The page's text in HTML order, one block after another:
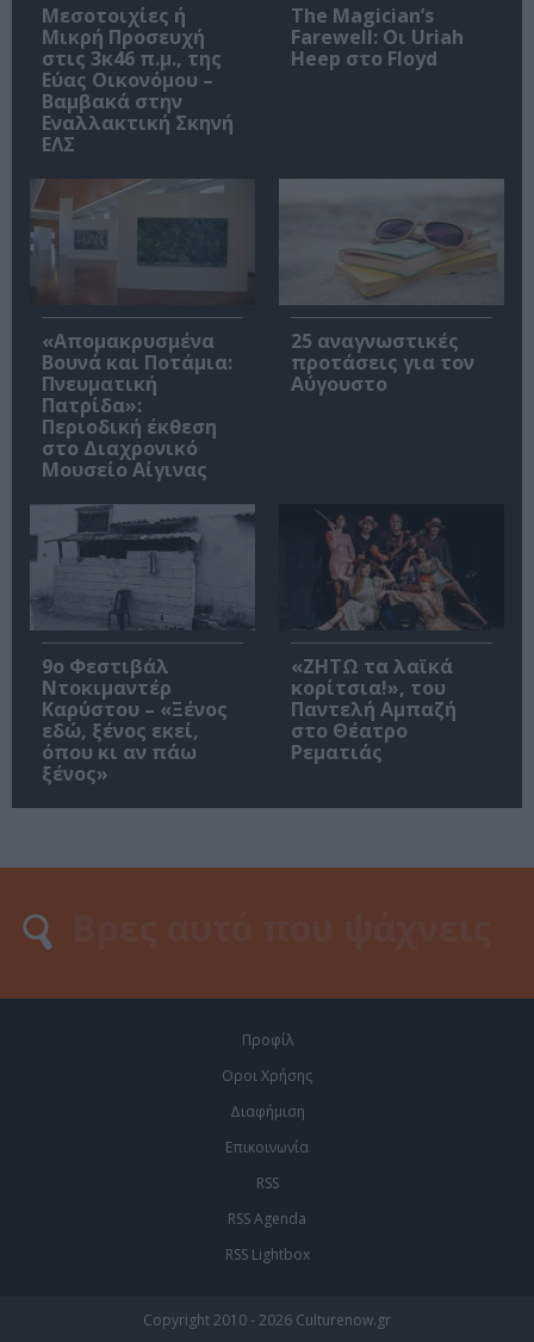
Μεσοτοιχίες ή
Μικρή Προσευχή
στις 3κ46 π.μ., της
Εύας Οικονόμου –
Βαμβακά στην
Εναλλακτική Σκηνή
ΕΛΣ
The Magician’s
Farewell: Οι Uriah
Heep στο Floyd
«Απομακρυσμένα
Βουνά και Ποτάμια:
Πνευματική
Πατρίδα»:
Περιοδική έκθεση
στο Διαχρονικό
Μουσείο Αίγινας
25 αναγνωστικές
προτάσεις για τον
Αύγουστο
9ο Φεστιβάλ
Ντοκιμαντέρ
Καρύστου – «Ξένος
εδώ, ξένος εκεί,
όπου κι αν πάω
ξένος»
«ΖΗΤΩ τα λαϊκά
κορίτσια!», του
Παντελή Αμπαζή
στο Θέατρο
Ρεματιάς
Προφίλ
Οροι Χρήσης
Διαφήμιση
Επικοινωνία
RSS
RSS Agenda
RSS Lightbox
Copyright 2010 - 2026 Culturenow.gr